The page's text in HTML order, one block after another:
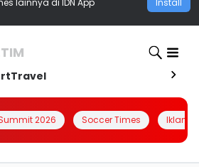
lainnya di IDN App Install
Travel
2026 Soccer Times Iklanin